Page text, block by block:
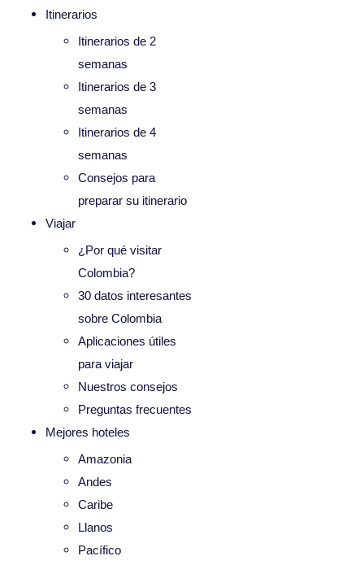
Itinerarios
Itinerarios de 2
semanas
Itinerarios de 3
semanas
Itinerarios de 4
semanas
Consejos para
preparar su itinerario
Viajar
¿Por qué visitar
Colombia?
30 datos interesantes
sobre Colombia
Aplicaciones útiles
para viajar
Nuestros consejos
Preguntas frecuentes
Mejores hoteles
Amazonia
Andes
Caribe
Llanos
Pacífico